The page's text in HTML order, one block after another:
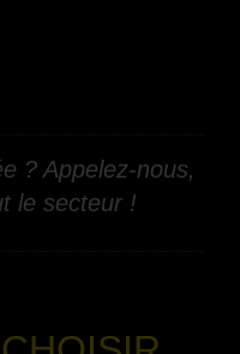
? Appelez-nous,
le secteur !